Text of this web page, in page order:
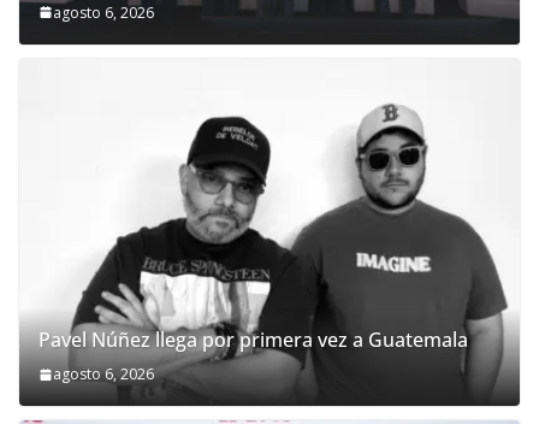
agosto 6, 2026
Pavel Núñez llega por primera vez a Guatemala
agosto 6, 2026